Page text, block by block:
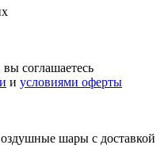
вы соглашаетесь
и условиями оферты
шары с доставкой